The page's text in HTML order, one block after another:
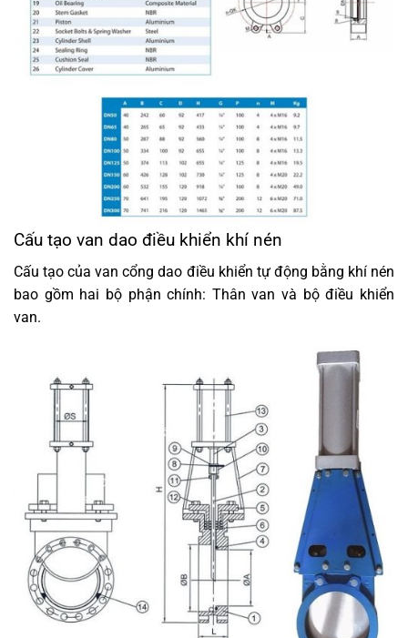
Cấu tạo van dao điều khiển khí nén
Cấu tạo của van cổng dao điều khiển tự động bằng khí nén
bao gồm hai bộ phận chính: Thân van và bộ điều khiển
van.